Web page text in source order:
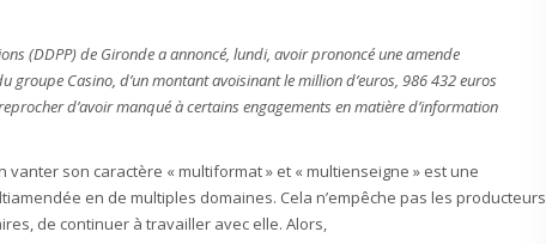
(DDPP) de Gironde a annoncé, lundi, avoir prononcé une amende
groupe Casino, d’un montant avoisinant le million d’euros, 986 432 euros
d’avoir manqué à certains engagements en matière d’information
son caractère « multiformat » et « multienseigne » est une
en de multiples domaines. Cela n’empêche pas les producteurs
de continuer à travailler avec elle. Alors,